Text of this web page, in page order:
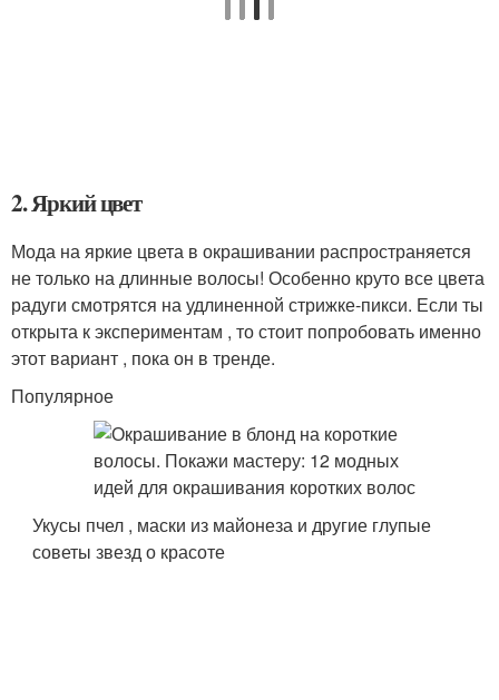
2. Яркий цвет
Мода на яркие цвета в окрашивании распространяется
не только на длинные волосы! Особенно круто все цвета
радуги смотрятся на удлиненной стрижке-пикси. Если ты
открыта к экспериментам , то стоит попробовать именно
этот вариант , пока он в тренде.
Популярное
Укусы пчел , маски из майонеза и другие глупые
советы звезд о красоте